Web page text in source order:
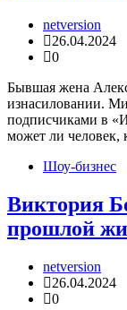
netversion
26.04.2024
0
Бывшая жена
изнасиловании.
подписчиками в
может ли
Шоу-бизнес
Виктория
прошлой
netversion
26.04.2024
0